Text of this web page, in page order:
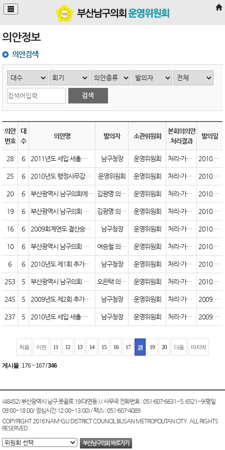
본문바로가기
의안정보
의안검색
의안
번호
대
수
의안명 발의자 소관위원회
본회의의안
처리결과
발의일
28 6 2011년도 세입·세출 예산안 남구청장 운영위원회 처리-가결(원안) 2010.11.19
25 6 2010년도 행정사무감사계획서 승인의 건 운영위원회 운영위원회 처리-가결(원안) 2010.10.20
20 6 부산광역시 남구의회에 출석,답변할 수 있는 관계공무원의 범위에 관한 조례 일부개정조례안 김광명 의원 외 6인 운영위원회 처리-가결(원안) 2010.10.06
19 6 부산광역시 남구의회 위원회 조례 일부개정조례안 김광명 의원 외 6인 운영위원회 처리-가결(원안) 2010.10.06
16 6 2009회계연도 결산승인의 건 남구청장 운영위원회 처리-가결(원안) 2010.08.30
10 6 부산광역시 남구의회 회의 규칙 일부개정규칙안 여승철 의원 외 8인 운영위원회 처리-가결(원안) 2010.08.30
6 6 2010년도 제1회 추가경정 세입·세출 예산안 남구청장 운영위원회 처리-가결(원안) 2010.07.12
253 5 부산광역시 남구의회 정례회 및 임시회의 운영 등에 관한 조례 일부개정조례안 오은택 의원외 13인 운영위원회 처리-가결(원안) 2010.02.10
245 5 2009년도 제2회 추가경정 세입·세출 예산안 남구청장 운영위원회 처리-가결(원안) 2009.12.09
237 5 2010년도 세입·세출 예산안 남구청장 운영위원회 처리-가결(원안) 2009.11.20
처음 이전 11 12 13 14 15 16 17 18 19 20 다음 마지막
게시물:176 ~ 167/346
(48452) 부산광역시 남구 못골로 19(대연동 ) / 사무국 전화번호 : 051-607-6631~5, 6521~9(평일
09:00~18:00/ 점심시간:12:00~13:00) / 팩스 : 051-607-4089
COPYRIGHT 2016 NAM-GU DISTRICT COUNCIL BUSAN METROPOLITAN CITY. ALL RIGHTS
RESERVED
부산남구의회 바로가기